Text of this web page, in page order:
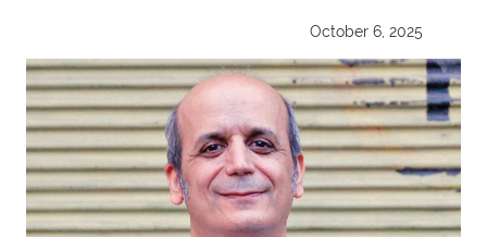
October 6, 2025